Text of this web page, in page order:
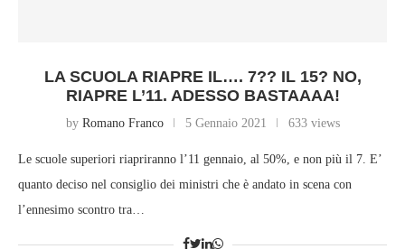
LA SCUOLA RIAPRE IL…. 7?? IL 15? NO,
RIAPRE L’11. ADESSO BASTAAAA!
by Romano Franco 5 Gennaio 2021 633 views
Le scuole superiori riapriranno l’11 gennaio, al 50%, e non più il 7. E’
quanto deciso nel consiglio dei ministri che è andato in scena con
l’ennesimo scontro tra…